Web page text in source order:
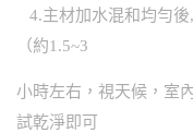
4.主材加水混和均勻
（約1.5~3
小時左右，視天候，室
試乾淨即可